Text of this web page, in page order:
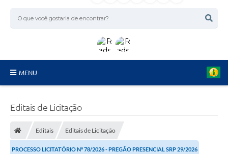
MENU
Lei Aldir Blanc 2026
Editais de Licitação
Editais Editais de Licitação
PROCESSO LICITATÓRIO Nº 78/2026 - PREGÃO PRESENCIAL SRP 29/2026